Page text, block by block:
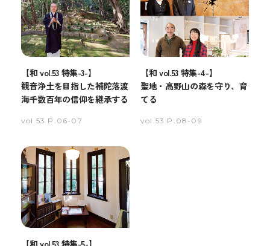
【和 vol.53 特集-3-】
観音浄土を目指した補陀落渡
海千数百年の信仰を継承する
vol.53 P.06-07
【和 vol.53 特集-4-】
聖地・高野山の森を守り、育
てる
vol.53 P.08-09